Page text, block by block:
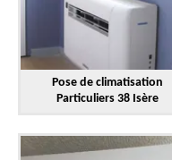
Pose de climatisation
Particuliers 38 Isère